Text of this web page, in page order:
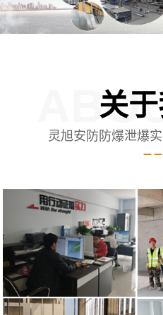
关于
灵旭安防防爆泄爆